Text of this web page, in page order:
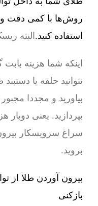
روش‌ها با کمی دقت و
استفاده کنید.البته
اینکه شما هزینه
نتوانید حلقه یا
بیاورید و مجددا
بپردازید. یعنی دوبار
سراغ سرویسکار
بروید.
بیرون آوردن طلا از
بازکنی